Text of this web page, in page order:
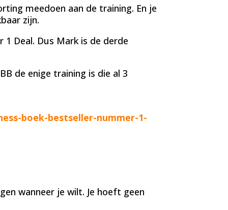
meedoen aan de training. En je
zijn.
Deal. Dus Mark is de derde
de enige training is die al 3
boek-bestseller-nummer-1-
wanneer je wilt. Je hoeft geen